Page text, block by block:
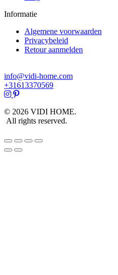
Informatie
Algemene voorwaarden
Privacybeleid
Retour aanmelden
info@vidi-home.com
+31613370569
© 2026 VIDI HOME.
All rights reserved.